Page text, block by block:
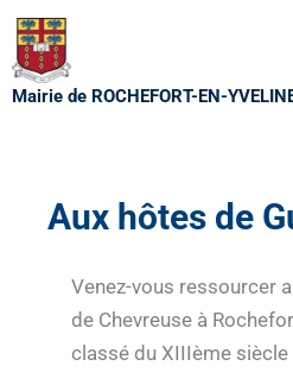
Aller
au
contenu
Mairie de ROCHEFORT-EN-
Aux hôtes de
Venez-vous ressourcer
de Chevreuse à
classé du XIIIème